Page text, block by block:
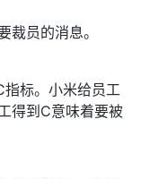
员的消息。
标。小米给员工
得到C意味着要被